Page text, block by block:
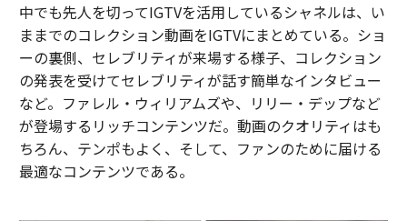
中でも先人を切ってIGTVを活用しているシャネルは、い
ままでのコレクション動画をIGTVにまとめている。ショ
ーの裏側、セレブリティが来場する様子、コレクション
の発表を受けてセレブリティが話す簡単なインタビュー
など。ファレル・ウィリアムズや、リリー・デップなど
が登場するリッチコンテンツだ。動画のクオリティはも
ちろん、テンポもよく、そして、ファンのために届ける
最適なコンテンツである。